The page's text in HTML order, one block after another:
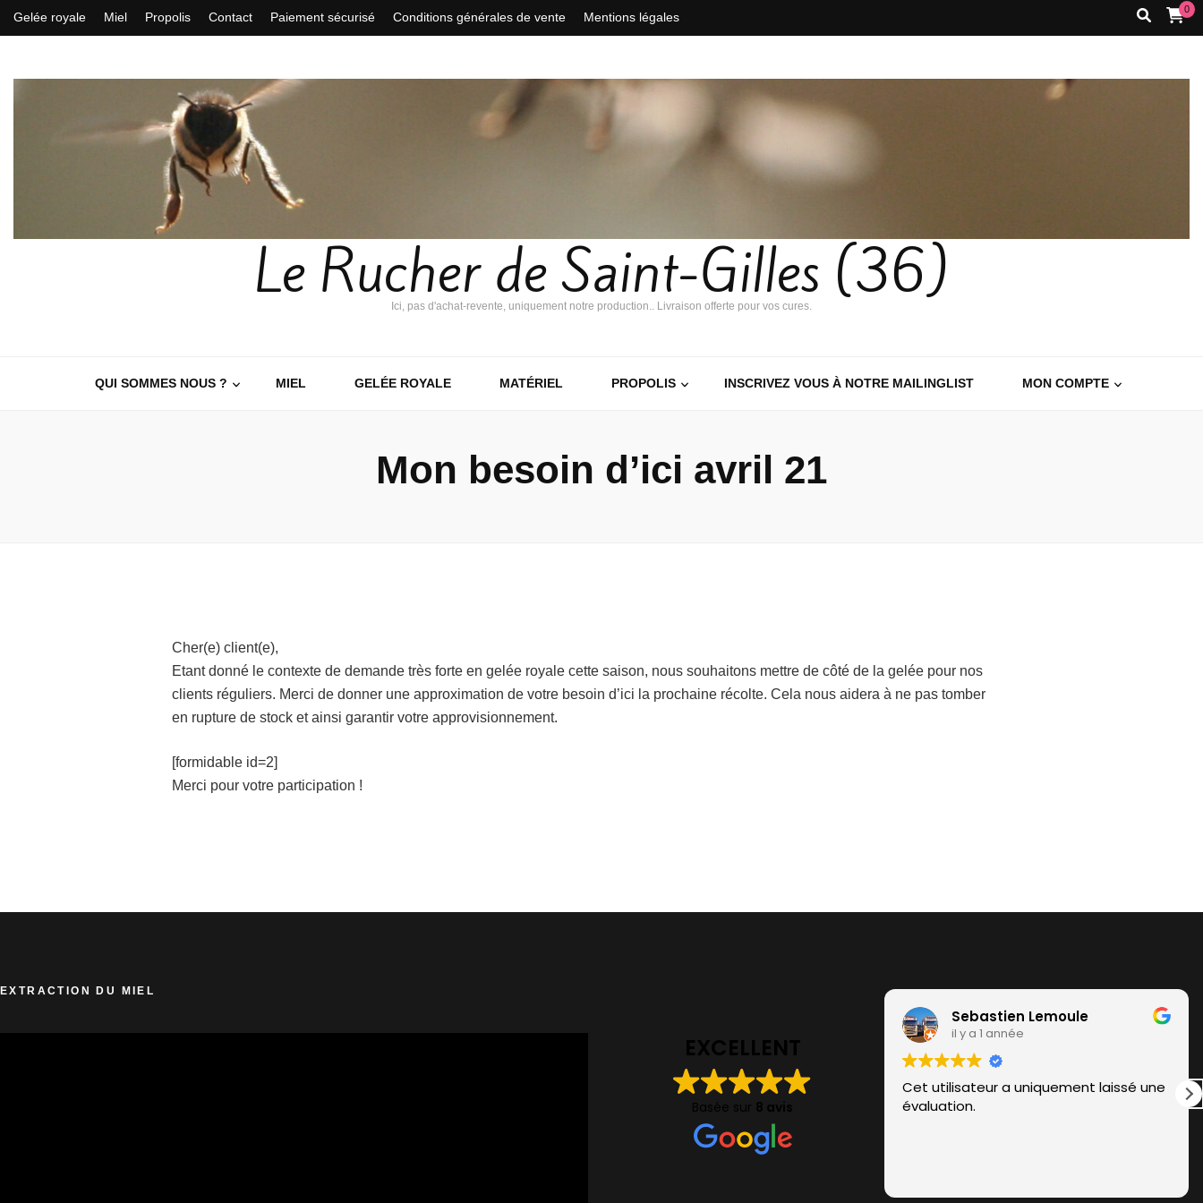
Gelée royale Miel Propolis Contact Paiement sécurisé Conditions générales de vente Mentions légales
0
Le Rucher de Saint-Gilles (36)
Ici, pas d'achat-revente, uniquement notre production.. Livraison offerte pour vos cures.
QUI SOMMES NOUS ? MIEL GELÉE ROYALE MATÉRIEL PROPOLIS INSCRIVEZ VOUS À NOTRE MAILINGLIST MON COMPTE
Mon besoin d’ici avril 21
Cher(e) client(e),
Etant donné le contexte de demande très forte en gelée royale cette saison, nous souhaitons mettre de côté de la gelée pour nos
clients réguliers. Merci de donner une approximation de votre besoin d’ici la prochaine récolte. Cela nous aidera à ne pas tomber
en rupture de stock et ainsi garantir votre approvisionnement.
[formidable id=2]
Merci pour votre participation !
EXTRACTION DU MIEL
EXCELLENT
Basée sur 8 avis
Sebastien Lemoule
il y a 1 année
Cet utilisateur a uniquement laissé une
évaluation.